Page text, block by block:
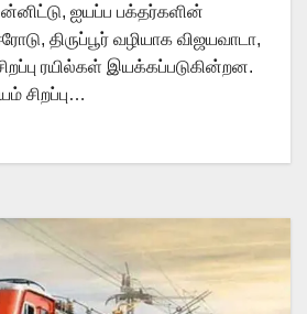
ஐயப்ப பக்தர்களின்
திருப்பூர் வழியாக விஜயவாடா,
ரயில்கள் இயக்கப்படுகின்றன.
சிறப்பு…